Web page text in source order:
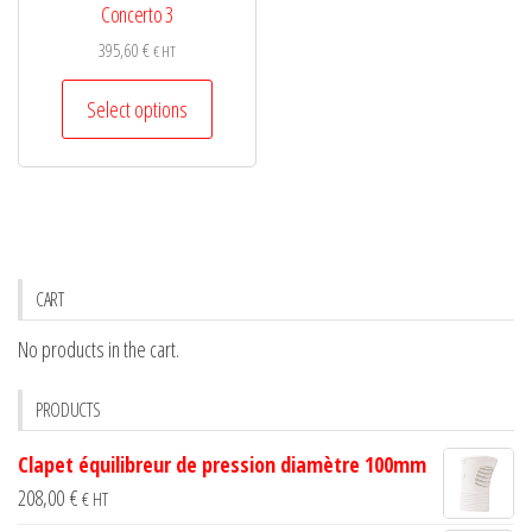
Concerto 3
395,60€€ HT
Select options
This
may
the
CART
No products in the cart.
PRODUCTS
Clapet équilibreur de pression diamètre 100mm
208,00 € € HT